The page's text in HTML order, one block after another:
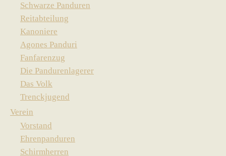
Schwarze Panduren
Reitabteilung
Kanoniere
Agones Panduri
Fanfarenzug
Die Pandurenlagerer
Das Volk
Trenckjugend
Verein
Vorstand
Ehrenpanduren
Schirmherren